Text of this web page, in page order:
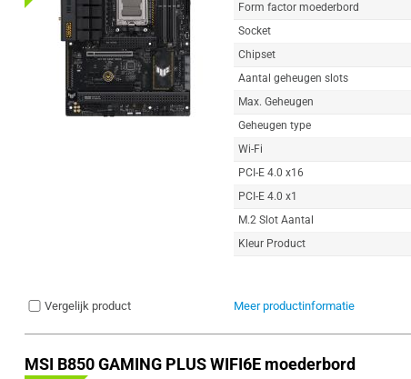
Form factor moederbord
Socket
Chipset
Aantal geheugen slots
Max. Geheugen
Geheugen type
Wi-Fi
PCI-E 4.0 x16
PCI-E 4.0 x1
M.2 Slot Aantal
Kleur Product
Vergelijk product Meer productinformatie
MSI B850 GAMING PLUS WIFI6E moederbord